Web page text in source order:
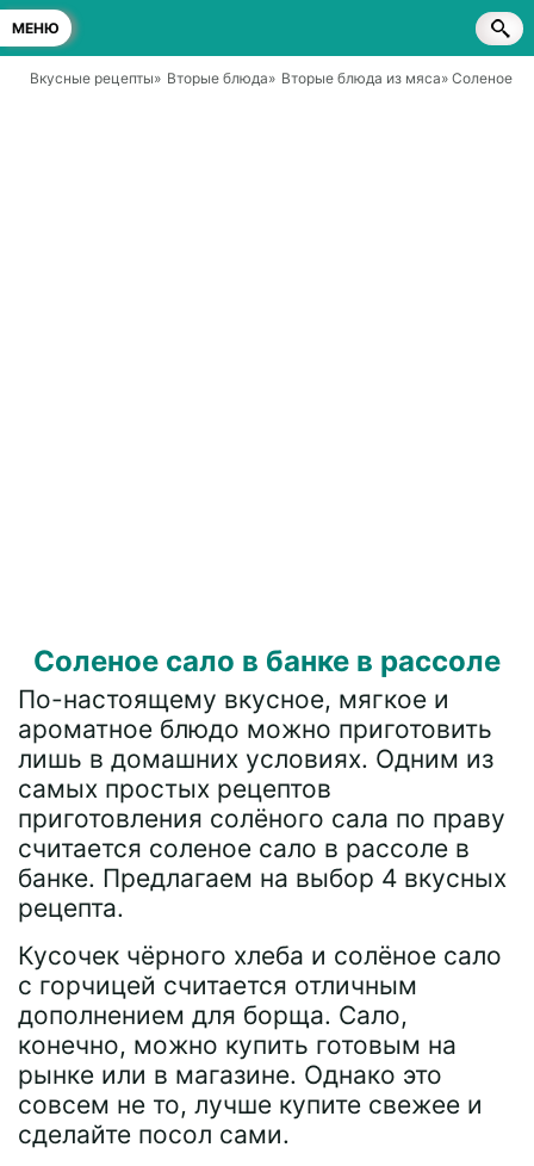
МЕНЮ
Вкусные рецепты» Вторые блюда» Вторые блюда из мяса» Соленое
Соленое сало в банке в рассоле
По-настоящему вкусное, мягкое и
ароматное блюдо можно приготовить
лишь в домашних условиях. Одним из
самых простых рецептов
приготовления солёного сала по праву
считается соленое сало в рассоле в
банке. Предлагаем на выбор 4 вкусных
рецепта.
Кусочек чёрного хлеба и солёное сало
с горчицей считается отличным
дополнением для борща. Сало,
конечно, можно купить готовым на
рынке или в магазине. Однако это
совсем не то, лучше купите свежее и
сделайте посол сами.